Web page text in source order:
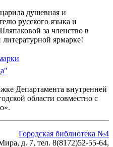
душевная и
русского языка и
за членство в
ярмарке!
Департамента внутренней
области совместно с
Городская библиотека №4
д. 7, тел. 8(8172)52-55-64,